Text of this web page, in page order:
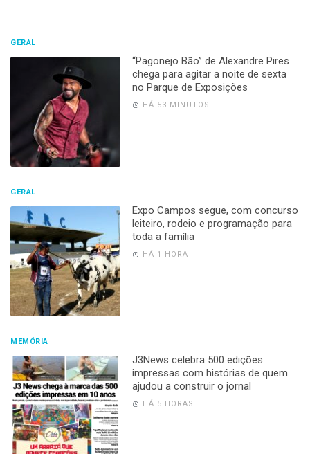
GERAL
“Pagonejo Bão” de Alexandre Pires
chega para agitar a noite de sexta
no Parque de Exposições
HÁ 53 MINUTOS
GERAL
Expo Campos segue, com concurso
leiteiro, rodeio e programação para
toda a família
HÁ 1 HORA
MEMÓRIA
J3News celebra 500 edições
impressas com histórias de quem
ajudou a construir o jornal
HÁ 5 HORAS